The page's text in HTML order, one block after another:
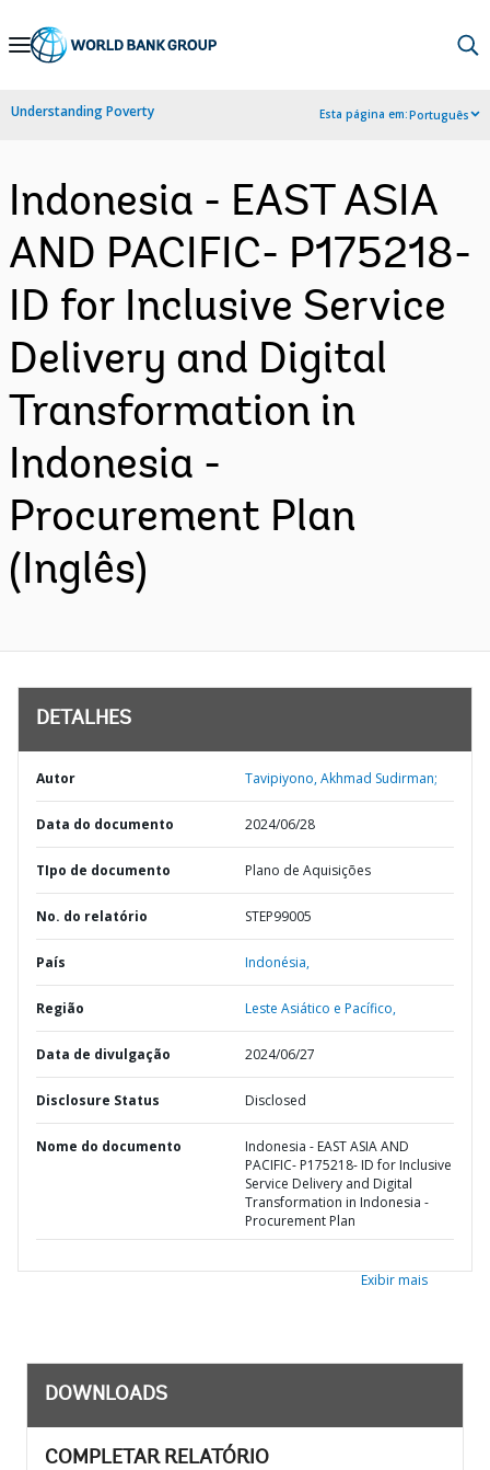
Skip
Navigation
Understanding Poverty Esta página em:Português
Indonesia - EAST ASIA
AND PACIFIC- P175218-
ID for Inclusive Service
Delivery and Digital
Transformation in
Indonesia -
Procurement Plan
(Inglês)
DETALHES
Autor Tavipiyono, Akhmad Sudirman;
Data do documento 2024/06/28
TIpo de documento Plano de Aquisições
No. do relatório STEP99005
País Indonésia,
Região Leste Asiático e Pacífico,
Data de divulgação 2024/06/27
Disclosure Status Disclosed
Nome do documento
Indonesia - EAST ASIA AND
PACIFIC- P175218- ID for Inclusive
Service Delivery and Digital
Transformation in Indonesia -
Procurement Plan
Exibir mais
DOWNLOADS
COMPLETAR RELATÓRIO